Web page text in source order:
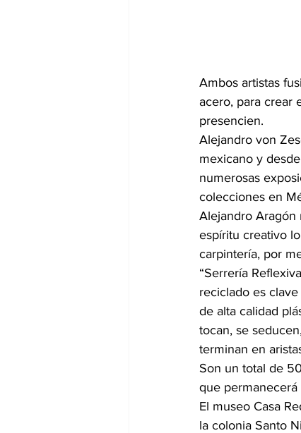
Ambos artistas
acero, para crear
presencien.
Alejandro von
mexicano y
numerosas
colecciones en
Alejandro Aragón
espíritu creativo
carpintería, por
“Serrería
reciclado es
de alta calidad
tocan, se
terminan en
Son un total de
que
El museo Casa
la colonia Santo